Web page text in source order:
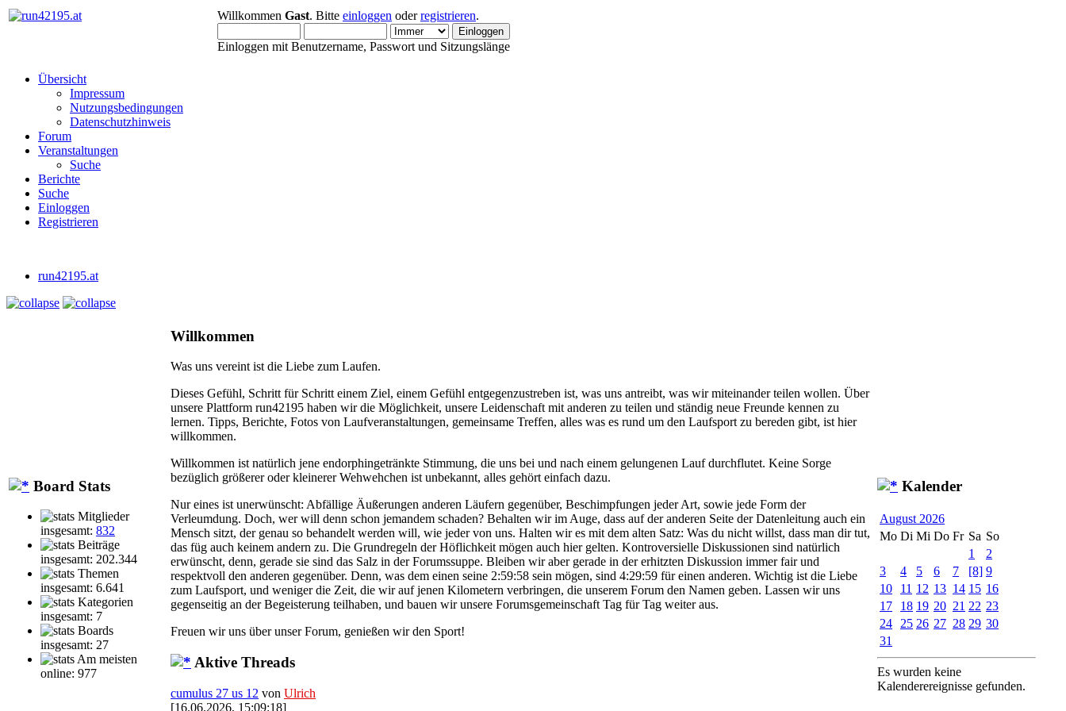
Willkommen Gast. Bitte einloggen oderregistrieren.
Einloggen mit Benutzername, Passwort und Sitzungslänge
Übersicht
Impressum
Nutzungsbedingungen
Datenschutzhinweis
Forum
Veranstaltungen
Suche
Berichte
Suche
Einloggen
Registrieren
run42195.at
Board Stats
Mitglieder
insgesamt: 832
Beiträge
insgesamt: 202.344
Themen
insgesamt: 6.641
Kategorien
insgesamt: 7
Boards
insgesamt: 27
Am meisten
online: 977
Willkommen
Was uns vereint ist die Liebe zum Laufen.
Dieses Gefühl, Schritt für Schritt einem Ziel, einem Gefühl entgegenzustreben ist, was uns antreibt, was wir miteinander teilen wollen. Über
unsere Plattform run42195 haben wir die Möglichkeit, unsere Leidenschaft mit anderen zu teilen und ständig neue Freunde kennen zu
lernen. Tipps, Berichte, Fotos von Laufveranstaltungen, gemeinsame Treffen, alles was es rund um den Laufsport zu bereden gibt, ist hier
willkommen.
Willkommen ist natürlich jene endorphingetränkte Stimmung, die uns bei und nach einem gelungenen Lauf durchflutet. Keine Sorge
bezüglich größerer oder kleinerer Wehwehchen ist unbekannt, alles gehört einfach dazu.
Nur eines ist unerwünscht: Abfällige Äußerungen anderen Läufern gegenüber, Beschimpfungen jeder Art, sowie jede Form der
Verleumdung. Doch, wer will denn schon jemandem schaden? Behalten wir im Auge, dass auf der anderen Seite der Datenleitung auch ein
Mensch sitzt, der genau so behandelt werden will, wie jeder von uns. Halten wir es mit dem alten Satz: Was du nicht willst, dass man dir tut,
das füg auch keinem andern zu. Die Grundregeln der Höflichkeit mögen auch hier gelten. Kontroversielle Diskussionen sind natürlich
erwünscht, denn, gerade sie sind das Salz in der Forumssuppe. Bleiben wir aber gerade in der erhitzten Diskussion immer fair und
respektvoll den anderen gegenüber. Denn, was dem einen seine 2:59:58 sein mögen, sind 4:29:59 für einen anderen. Wichtig ist die Liebe
zum Laufsport, und weniger die Zeit, die wir auf jenen Kilometern verbringen, die unserem Forum den Namen geben. Lassen wir uns
gegenseitig an der Begeisterung teilhaben, und bauen wir unsere Forumsgemeinschaft Tag für Tag weiter aus.
Freuen wir uns über unser Forum, genießen wir den Sport!
Aktive Threads
cumulus 27 us 12 von Ulrich
[16.06.2026, 15:09:18]
Kalender
August 2026
Mo Di Mi Do Fr Sa So
1
2
3
4 5 6 7 [8] 9
10
11 12 13 14 15 16
17
18 19 20 21 22 23
24 25 26 27 28 29 30
31
Es wurden keine
Kalenderereignisse gefunden.